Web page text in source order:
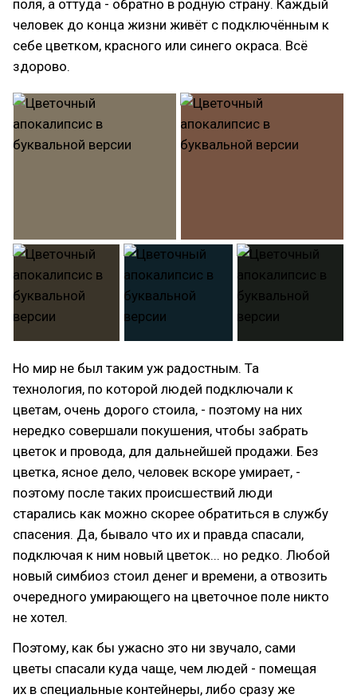
поля, а оттуда - обратно в родную страну. Каждый
человек до конца жизни живёт с подключённым к
себе цветком, красного или синего окраса. Всё
здорово.
Но мир не был таким уж радостным. Та
технология, по которой людей подключали к
цветам, очень дорого стоила, - поэтому на них
нередко совершали покушения, чтобы забрать
цветок и провода, для дальнейшей продажи. Без
цветка, ясное дело, человек вскоре умирает, -
поэтому после таких происшествий люди
старались как можно скорее обратиться в службу
спасения. Да, бывало что их и правда спасали,
подключая к ним новый цветок... но редко. Любой
новый симбиоз стоил денег и времени, а отвозить
очередного умирающего на цветочное поле никто
не хотел.
Поэтому, как бы ужасно это ни звучало, сами
цветы спасали куда чаще, чем людей - помещая
их в специальные контейнеры, либо сразу же